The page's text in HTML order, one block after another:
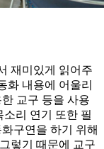
재미있게 읽어주
화 내용에 어울리
교구 등을 사용
소리 연기 또한 필
구연을 하기 위해
렇기 때문에 교구